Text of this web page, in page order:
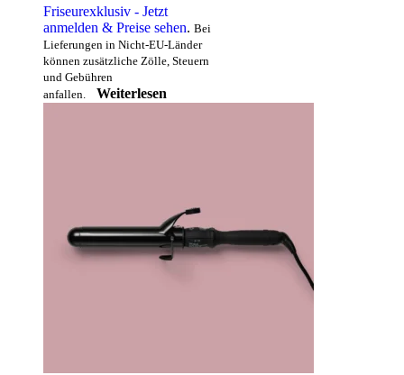
Friseurexklusiv - Jetzt
anmelden & Preise sehen. Bei
Lieferungen in Nicht-EU-Länder
können zusätzliche Zölle, Steuern
und Gebühren
anfallen.
Weiterlesen